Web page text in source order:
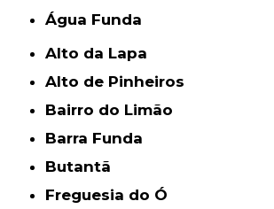
Água Funda
Alto da Lapa
Alto de Pinheiros
Bairro do Limão
Barra Funda
Butantã
Freguesia do Ó